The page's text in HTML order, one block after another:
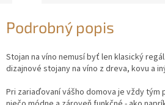
Podrobný popis
Stojan na víno nemusí byť len klasický
dizajnové stojany na víno z dreva, kovu a
Pri zariaďovaní vášho domova je vždy